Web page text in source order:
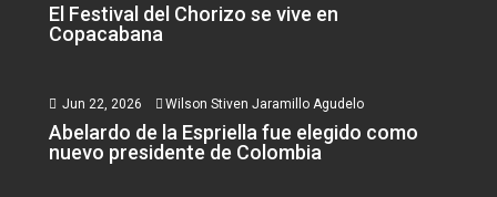
El Festival del Chorizo se vive en
Copacabana
Jun 22, 2026 Wilson Stiven Jaramillo Agudelo
Abelardo de la Espriella fue elegido como
nuevo presidente de Colombia